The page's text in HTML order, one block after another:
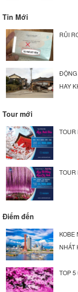
Tin Mới
RỦI
ĐỘNG
HAY
Tour mới
TOUR
TOUR
Điểm đến
KOBE
NHẤT
TOP 5